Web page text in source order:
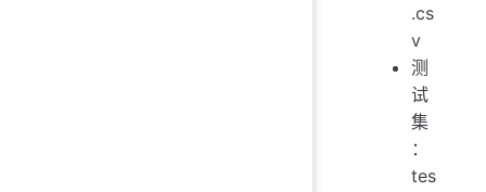
.cs
v
测
试
集
：
tes